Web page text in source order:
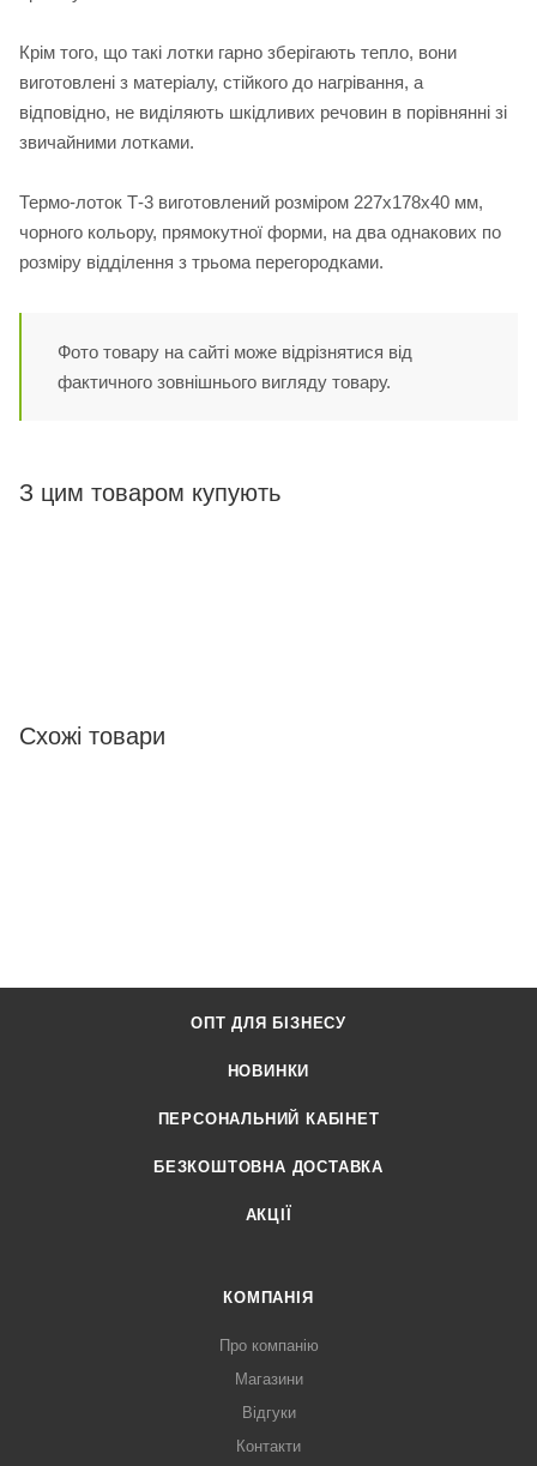
Крім того, що такі лотки гарно зберігають тепло, вони
виготовлені з матеріалу, стійкого до нагрівання, а
відповідно, не виділяють шкідливих речовин в порівнянні зі
звичайними лотками.
Термо-лоток Т-3 виготовлений розміром 227х178х40 мм,
чорного кольору, прямокутної форми, на два однакових по
розміру відділення з трьома перегородками.
Фото товару на сайті може відрізнятися від
фактичного зовнішнього вигляду товару.
З цим товаром купують
Схожі товари
ОПТ ДЛЯ БІЗНЕСУ
НОВИНКИ
ПЕРСОНАЛЬНИЙ КАБІНЕТ
БЕЗКОШТОВНА ДОСТАВКА
АКЦІЇ
КОМПАНІЯ
Про компанію
Магазини
Відгуки
Контакти